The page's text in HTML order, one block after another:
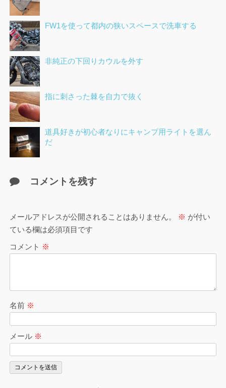
FW1を使って都内の狭いスペースで洗車する
非純正の下回りカウルを外す
指に刺さった棘を自力で抜く
道具好きが初心者なりにキャンプ用ライトを選ん
だ
コメントを残す
メールアドレスが公開されることはありません。 ※ が付い
ている欄は必須項目です
コメント ※
名前 ※
メール ※